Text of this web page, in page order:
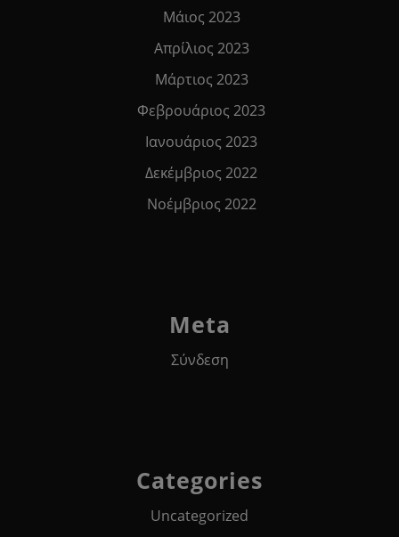
Μάιος 2023
Απρίλιος 2023
Μάρτιος 2023
Φεβρουάριος 2023
Ιανουάριος 2023
Δεκέμβριος 2022
Νοέμβριος 2022
Meta
Σύνδεση
Categories
Uncategorized